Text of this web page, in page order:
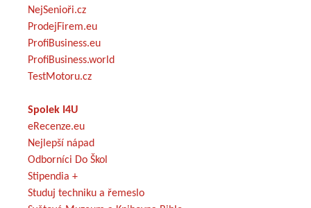
NejSenioři.cz
ProdejFirem.eu
ProfiBusiness.eu
ProfiBusiness.world
TestMotoru.cz
Spolek I4U
eRecenze.eu
Nejlepší nápad
Odborníci Do Škol
Stipendia +
Studuj techniku a řemeslo